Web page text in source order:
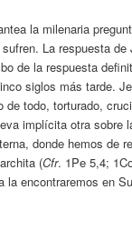
la milenaria
La respuesta de
de la respuesta
siglos más tarde.
de todo, torturado,
implícita otra sobre
donde hemos de
(Cfr. 1Pe 5,4;
la encontraremos en